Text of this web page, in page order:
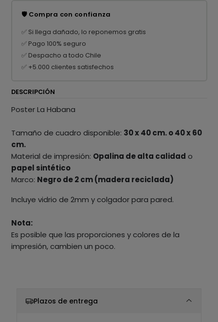
🛡️ Compra con confianza
✅ Si llega dañado, lo reponemos gratis
✅ Pago 100% seguro
✅ Despacho a todo Chile
✅ +5.000 clientes satisfechos
DESCRIPCIÓN
Poster La Habana
Tamaño de cuadro disponible: 30 x 40 cm. o 40 x 60
cm.
Material de impresión: Opalina de alta calidad o
papel sintético
Marco: Negro de 2 cm (madera reciclada)
Incluye vidrio de 2mm y colgador para pared.
Nota:
Es posible que las proporciones y colores de la
impresión, cambien un poco.
Plazos de entrega